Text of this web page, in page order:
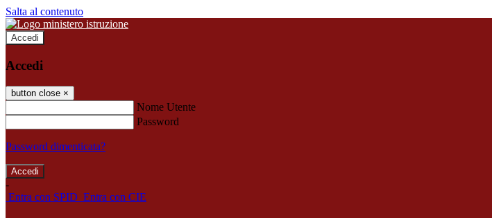
Salta al contenuto
Accedi
Accedi
button close ×
Nome Utente
Password
Password dimenticata?
-
Entra con SPID Entra con CIE